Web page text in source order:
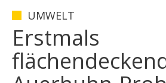
UMWELT
Erstmals